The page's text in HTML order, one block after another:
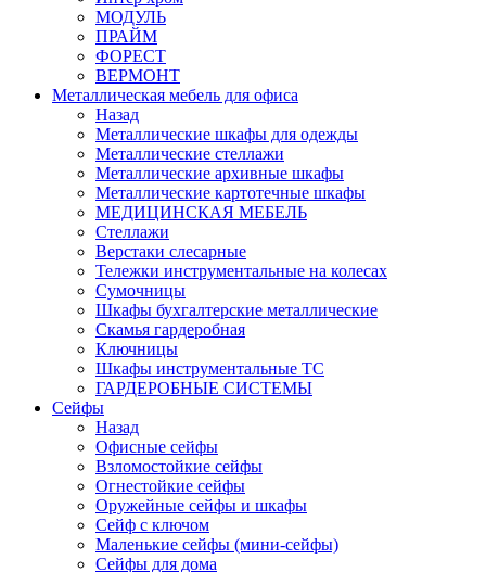
МОДУЛЬ
ПРАЙМ
ФОРЕСТ
ВЕРМОНТ
Металлическая мебель для офиса
Назад
Металлические шкафы для одежды
Металлические стеллажи
Металлические архивные шкафы
Металлические картотечные шкафы
МЕДИЦИНСКАЯ МЕБЕЛЬ
Стеллажи
Верстаки слесарные
Тележки инструментальные на колесах
Сумочницы
Шкафы бухгалтерские металлические
Скамья гардеробная
Ключницы
Шкафы инструментальные ТС
ГАРДЕРОБНЫЕ СИСТЕМЫ
Сейфы
Назад
Офисные сейфы
Взломостойкие сейфы
Огнестойкие сейфы
Оружейные сейфы и шкафы
Сейф с ключом
Маленькие сейфы (мини-сейфы)
Сейфы для дома